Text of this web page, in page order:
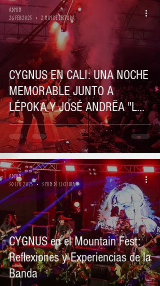
CYGNUS EN CALI: UNA NOCHE
MEMORABLE JUNTO A
LÉPOKA Y JOSÉ ANDRËA "LA
LEYENDA"
Admin
26 feb 2025
2 min de lectura
CYGNUS en el Mountain Fest:
Reflexiones y Experiencias de la
Banda
Admin
30 ene 2025
3 min de lectura